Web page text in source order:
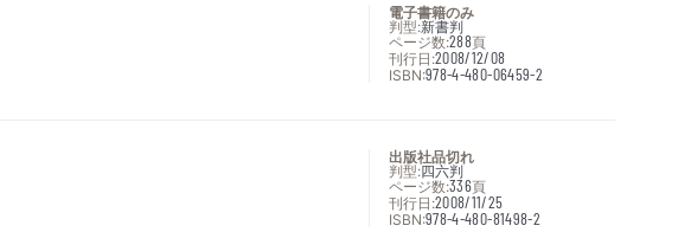
電子書籍のみ
判型:新書判
ページ数:288頁
刊行日:2008/12/08
ISBN:978-4-480-06459-2
出版社品切れ
判型:四六判
ページ数:336頁
刊行日:2008/11/25
ISBN:978-4-480-81498-2